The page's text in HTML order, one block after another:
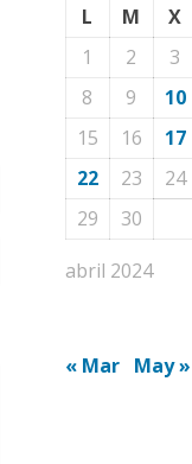
abril 2024
L M X
1
2 3
8
9 10
15
16 17
22
23 24
29
30
« Mar May »